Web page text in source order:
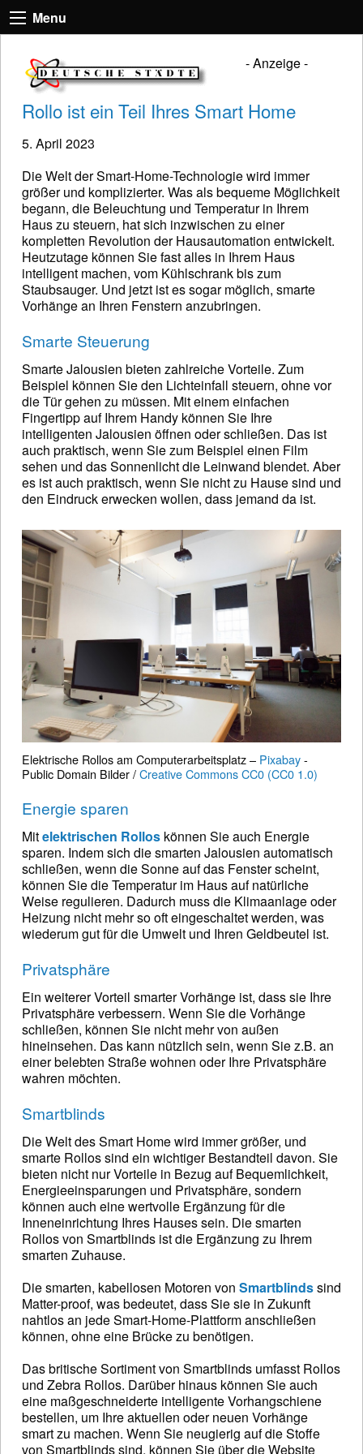
Menu
- Anzeige -
Rollo ist ein Teil Ihres Smart Home
5. April 2023
Die Welt der Smart-Home-Technologie wird immer
größer und komplizierter. Was als bequeme Möglichkeit
begann, die Beleuchtung und Temperatur in Ihrem
Haus zu steuern, hat sich inzwischen zu einer
kompletten Revolution der Hausautomation entwickelt.
Heutzutage können Sie fast alles in Ihrem Haus
intelligent machen, vom Kühlschrank bis zum
Staubsauger. Und jetzt ist es sogar möglich, smarte
Vorhänge an Ihren Fenstern anzubringen.
Smarte Steuerung
Smarte Jalousien bieten zahlreiche Vorteile. Zum
Beispiel können Sie den Lichteinfall steuern, ohne vor
die Tür gehen zu müssen. Mit einem einfachen
Fingertipp auf Ihrem Handy können Sie Ihre
intelligenten Jalousien öffnen oder schließen. Das ist
auch praktisch, wenn Sie zum Beispiel einen Film
sehen und das Sonnenlicht die Leinwand blendet. Aber
es ist auch praktisch, wenn Sie nicht zu Hause sind und
den Eindruck erwecken wollen, dass jemand da ist.
Elektrische Rollos am Computerarbeitsplatz – Pixabay-
Public Domain Bilder /Creative Commons CC0 (CC0 1.0)
Energie sparen
Mitelektrischen Rollos können Sie auch Energie
sparen. Indem sich die smarten Jalousien automatisch
schließen, wenn die Sonne auf das Fenster scheint,
können Sie die Temperatur im Haus auf natürliche
Weise regulieren. Dadurch muss die Klimaanlage oder
Heizung nicht mehr so oft eingeschaltet werden, was
wiederum gut für die Umwelt und Ihren Geldbeutel ist.
Privatsphäre
Ein weiterer Vorteil smarter Vorhänge ist, dass sie Ihre
Privatsphäre verbessern. Wenn Sie die Vorhänge
schließen, können Sie nicht mehr von außen
hineinsehen. Das kann nützlich sein, wenn Sie z.B. an
einer belebten Straße wohnen oder Ihre Privatsphäre
wahren möchten.
Smartblinds
Die Welt des Smart Home wird immer größer, und
smarte Rollos sind ein wichtiger Bestandteil davon. Sie
bieten nicht nur Vorteile in Bezug auf Bequemlichkeit,
Energieeinsparungen und Privatsphäre, sondern
können auch eine wertvolle Ergänzung für die
Inneneinrichtung Ihres Hauses sein. Die smarten
Rollos von Smartblinds ist die Ergänzung zu Ihrem
smarten Zuhause.
Die smarten, kabellosen Motoren von Smartblindssind
Matter-proof, was bedeutet, dass Sie sie in Zukunft
nahtlos an jede Smart-Home-Plattform anschließen
können, ohne eine Brücke zu benötigen.
Das britische Sortiment von Smartblinds umfasst Rollos
und Zebra Rollos. Darüber hinaus können Sie auch
eine maßgeschneiderte intelligente Vorhangschiene
bestellen, um Ihre aktuellen oder neuen Vorhänge
smart zu machen. Wenn Sie neugierig auf die Stoffe
von Smartblinds sind, können Sie über die Website